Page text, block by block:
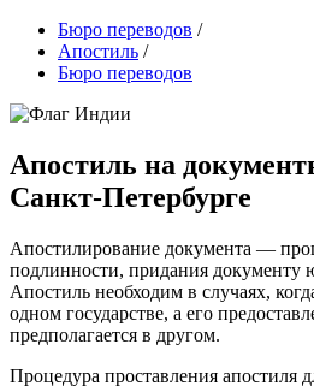
Бюро переводов /
Апостиль /
Бюро переводов
Апостиль на
Санкт-Петербурге
Апостилирование документа —
подлинности, придания документу
Апостиль необходим в случаях,
одном государстве, а его
предполагается в другом.
Процедура проставления апостиля